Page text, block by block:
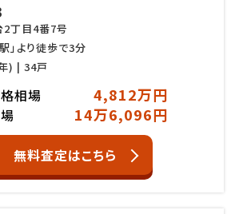
丁目4番7号
」より徒歩で3分
) | 34戸
相場 4,812万円
14万6,096円
無料査定はこちら